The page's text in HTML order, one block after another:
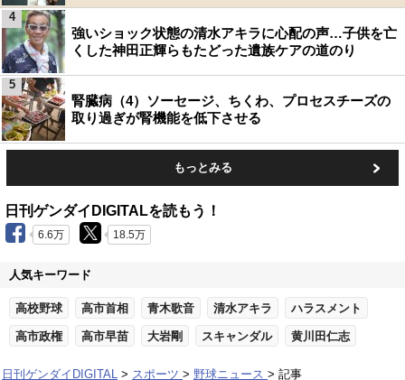
強いショック状態の清水アキラに心配の声…子供を亡
くした神田正輝らもたどった遺族ケアの道のり
4
腎臓病（4）ソーセージ、ちくわ、プロセスチーズの
取り過ぎが腎機能を低下させる
5
もっとみる
日刊ゲンダイDIGITALを読もう！
6.6万 18.5万
人気キーワード
高校野球 高市首相 青木歌音 清水アキラ ハラスメント
高市政権 高市早苗 大岩剛 スキャンダル 黄川田仁志
日刊ゲンダイDIGITAL スポーツ 野球ニュース 記事